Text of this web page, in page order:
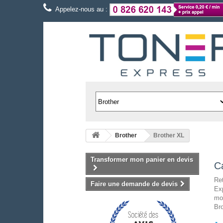
Appelez-nous au :
Brother Brother XL
Transformer mon panier en devis
Faire une demande de devis